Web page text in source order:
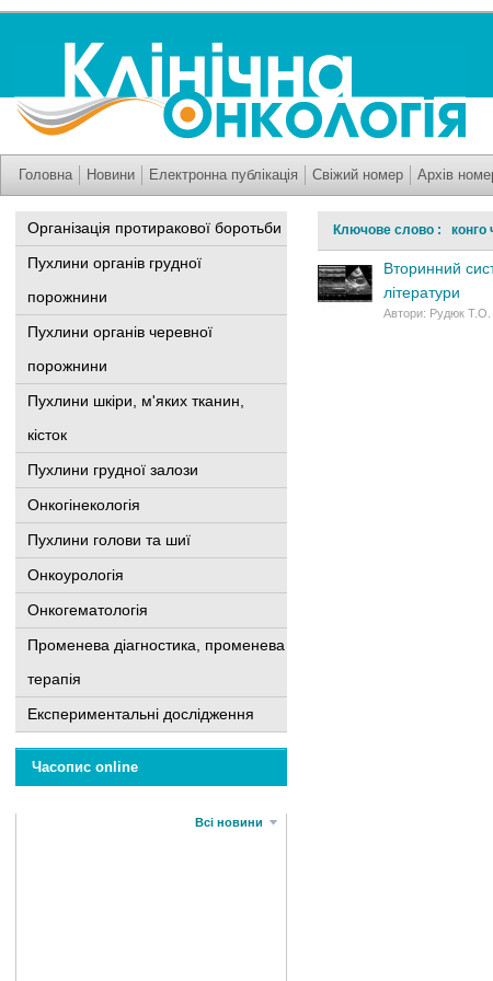
Головна Новини Електронна публікація Свіжий номер Архів
Організація протиракової боротьби
Пухлини органів грудної
порожнини
Пухлини органів черевної
порожнини
Пухлини шкіри, м'яких тканин,
кісток
Пухлини грудної залози
Онкогінекологія
Пухлини голови та шиї
Онкоурологія
Онкогематологія
Променева діагностика, променева
терапія
Експериментальні дослідження
Часопис online
Всі новини
Ключове слово : конго
Вторинний
літератури
Автори: Рудюк